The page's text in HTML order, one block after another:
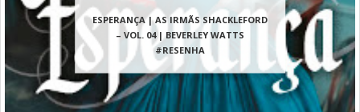
ESPERANÇA | AS IRMÃS SHACKLEFORD
– VOL. 04 | BEVERLEY WATTS
#RESENHA